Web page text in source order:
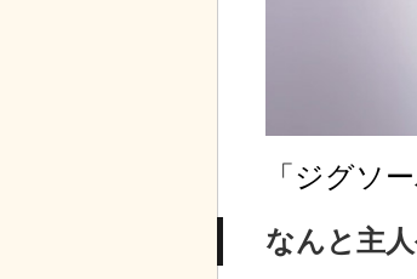
「ジグソ
なんと主